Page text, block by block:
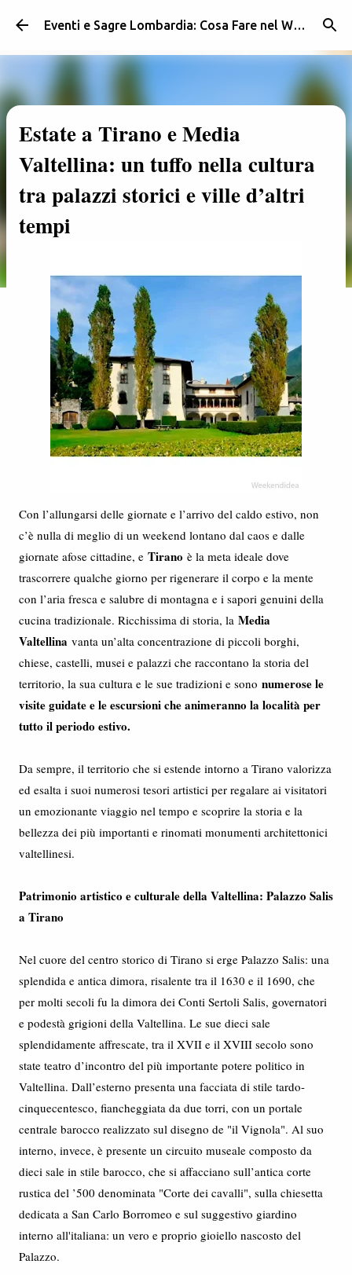
Passa ai contenuti principali Eventi e Sagre Lombardia: Cosa Fare nel Weekend | Weekendidea
Estate a Tirano e Media
Valtellina: un tuffo nella cultura
tra palazzi storici e ville d’altri
tempi
Con l’allungarsi delle giornate e l’arrivo del caldo estivo, non
c’è nulla di meglio di un weekend lontano dal caos e dalle
giornate afose cittadine, e Tirano è la meta ideale dove
trascorrere qualche giorno per rigenerare il corpo e la mente
con l’aria fresca e salubre di montagna e i sapori genuini della
cucina tradizionale. Ricchissima di storia, la Media
Valtellina vanta un’alta concentrazione di piccoli borghi,
chiese, castelli, musei e palazzi che raccontano la storia del
territorio, la sua cultura e le sue tradizioni e sono numerose le
visite guidate e le escursioni che animeranno la località per
tutto il periodo estivo.
Da sempre, il territorio che si estende intorno a Tirano valorizza
ed esalta i suoi numerosi tesori artistici per regalare ai visitatori
un emozionante viaggio nel tempo e scoprire la storia e la
bellezza dei più importanti e rinomati monumenti architettonici
valtellinesi.
Patrimonio artistico e culturale della Valtellina: Palazzo Salis
a Tirano
Nel cuore del centro storico di Tirano si erge Palazzo Salis: una
splendida e antica dimora, risalente tra il 1630 e il 1690, che
per molti secoli fu la dimora dei Conti Sertoli Salis, governatori
e podestà grigioni della Valtellina. Le sue dieci sale
splendidamente affrescate, tra il XVII e il XVIII secolo sono
state teatro d’incontro del più importante potere politico in
Valtellina. Dall’esterno presenta una facciata di stile tardo-
cinquecentesco, fiancheggiata da due torri, con un portale
centrale barocco realizzato sul disegno de "il Vignola". Al suo
interno, invece, è presente un circuito museale composto da
dieci sale in stile barocco, che si affacciano sull’antica corte
rustica del ’500 denominata "Corte dei cavalli", sulla chiesetta
dedicata a San Carlo Borromeo e sul suggestivo giardino
interno all'italiana: un vero e proprio gioiello nascosto del
Palazzo.